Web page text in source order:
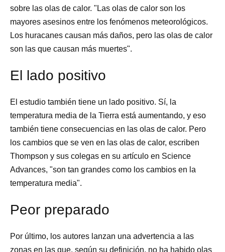
sobre las olas de calor. "Las olas de calor son los
mayores asesinos entre los fenómenos meteorológicos.
Los huracanes causan más daños, pero las olas de calor
son las que causan más muertes".
El lado positivo
El estudio también tiene un lado positivo. Sí, la
temperatura media de la Tierra está aumentando, y eso
también tiene consecuencias en las olas de calor. Pero
los cambios que se ven en las olas de calor, escriben
Thompson y sus colegas en su artículo en Science
Advances, "son tan grandes como los cambios en la
temperatura media".
Peor preparado
Por último, los autores lanzan una advertencia a las
zonas en las que, según su definición, no ha habido olas